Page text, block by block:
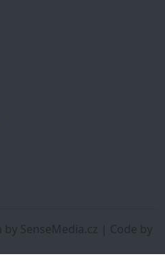
SenseMedia.cz | Code by